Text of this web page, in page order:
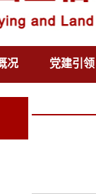
况 党建引领